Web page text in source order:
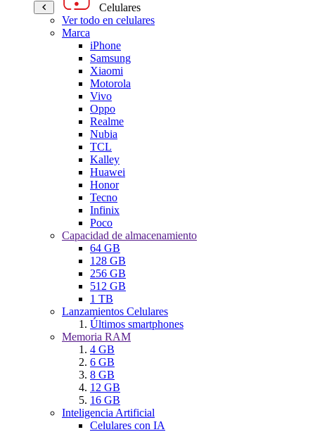
Celulares
Ver todo en celulares
Marca
iPhone
Samsung
Xiaomi
Motorola
Vivo
Oppo
Realme
Nubia
TCL
Kalley
Huawei
Honor
Tecno
Infinix
Poco
Capacidad de almacenamiento
64 GB
128 GB
256 GB
512 GB
1 TB
Lanzamientos Celulares
Últimos smartphones
Memoria RAM
4 GB
6 GB
8 GB
12 GB
16 GB
Inteligencia Artificial
Celulares con IA